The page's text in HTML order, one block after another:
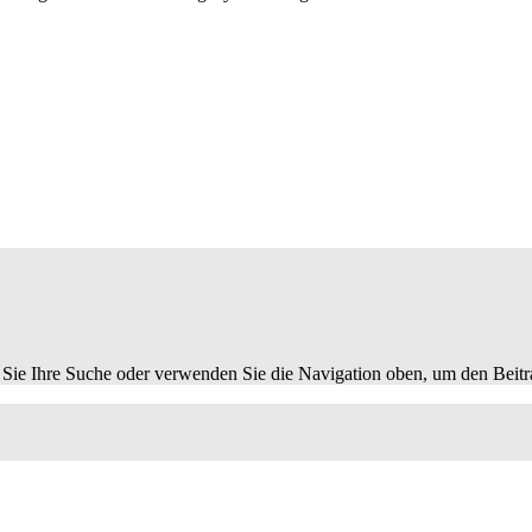
Ihre Suche oder verwenden Sie die Navigation oben, um den